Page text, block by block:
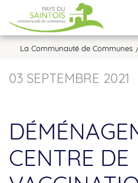
La Communauté de Communes
03 SEPTEMBRE 2021
CENTRE DE